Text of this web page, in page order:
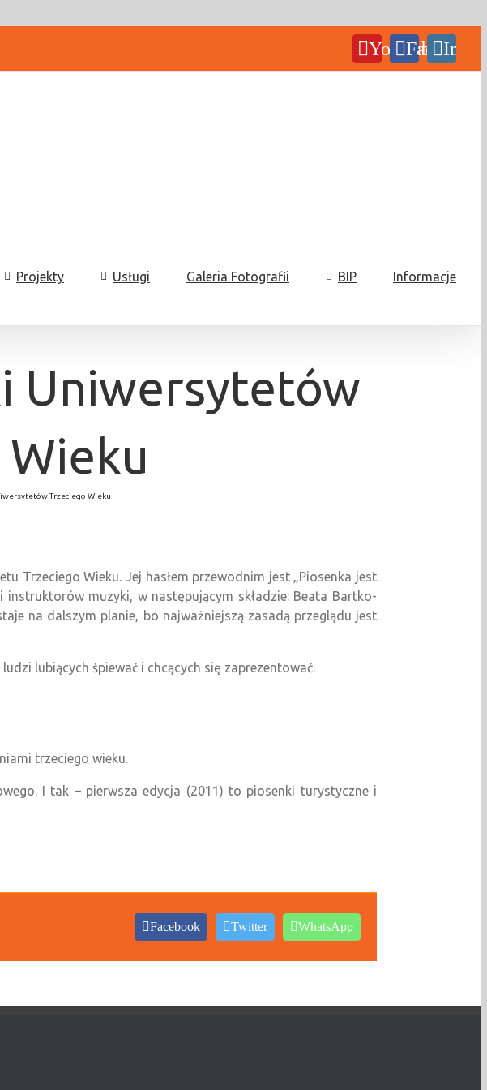
YouTubeFacebook
Projekty Usługi Galeria Fotografii BIP Informacje
Uniwersytetów
Trzeciego Wieku
Trzeciego Wieku. Jej hasłem przewodnim jest „Piosenka jest
muzyki, w następującym składzie: Beata Bartko-
na dalszym planie, bo najważniejszą zasadą przeglądu jest
lubiących śpiewać i chcących się zaprezentować.
trzeciego wieku.
I tak – pierwsza edycja (2011) to piosenki turystyczne i
Facebook Twitter WhatsApp